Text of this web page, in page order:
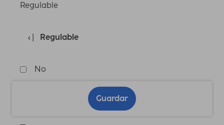
Regulable
Regulable
No
Guardar